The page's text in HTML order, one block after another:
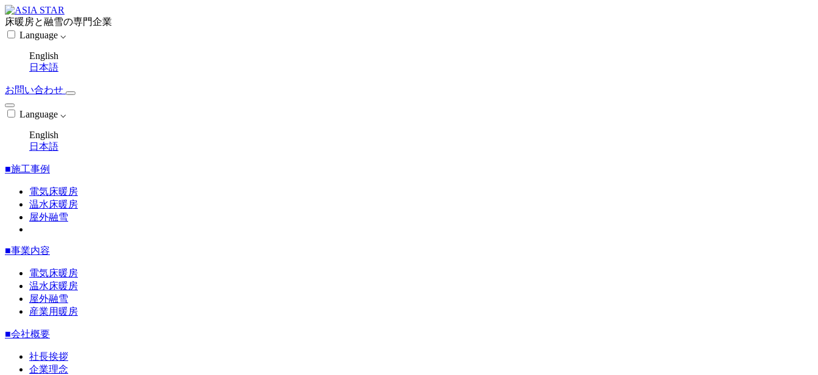
床暖房と融雪の専門企業
Language ⌵
English
日本語
お問い合わせ
Language ⌵
English
日本語
■施工事例
電気床暖房
温水床暖房
屋外融雪
■事業内容
電気床暖房
温水床暖房
屋外融雪
産業用暖房
■会社概要
社長挨拶
企業理念